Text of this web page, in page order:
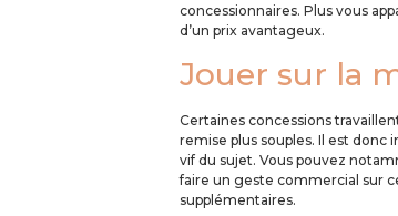
concessionnaires. Plus vous
d’un prix avantageux.
Jouer sur la
Certaines concessions
remise plus souples. Il est donc
vif du sujet. Vous pouvez
faire un geste commercial sur
supplémentaires.